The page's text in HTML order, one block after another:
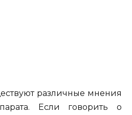
различные мнения
Если говорить о